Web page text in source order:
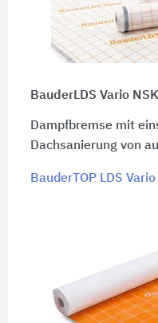
BauderLDS Vario NSK
Dampfbremse mit
Dachsanierung von
BauderTOP LDS